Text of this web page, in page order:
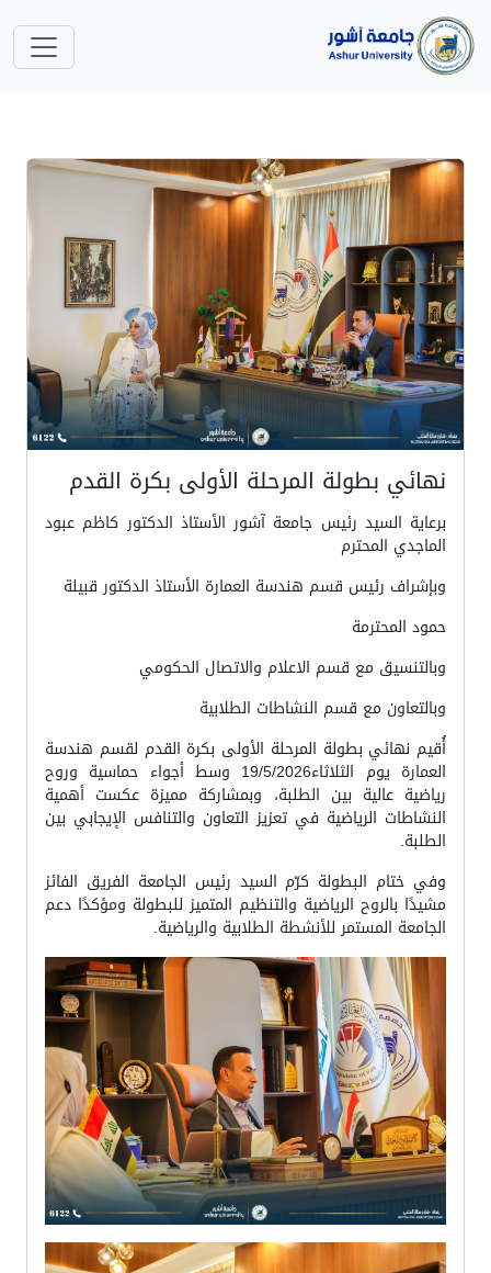
نهائي بطولة المرحلة الأولى بكرة القدم
برعاية السيد رئيس جامعة آشور الأستاذ الدكتور كاظم عبود
الماجدي المحترم
وبإشراف رئيس قسم هندسة العمارة الأستاذ الدكتور قبيلة
حمود المحترمة
وبالتنسيق مع قسم الاعلام والاتصال الحكومي
وبالتعاون مع قسم النشاطات الطلابية
أُقيم نهائي بطولة المرحلة الأولى بكرة القدم لقسم هندسة
العمارة يوم الثلاثاء19/5/2026 وسط أجواء حماسية وروح
رياضية عالية بين الطلبة، وبمشاركة مميزة عكست أهمية
النشاطات الرياضية في تعزيز التعاون والتنافس الإيجابي بين
الطلبة.
وفي ختام البطولة كرّم السيد رئيس الجامعة الفريق الفائز
مشيدًا بالروح الرياضية والتنظيم المتميز للبطولة ومؤكدًا دعم
الجامعة المستمر للأنشطة الطلابية والرياضية.